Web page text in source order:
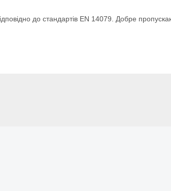
до стандартів EN 14079. Добре